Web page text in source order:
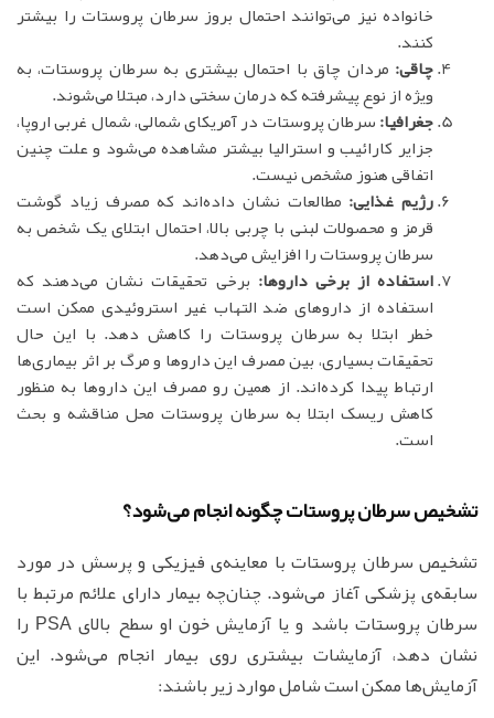
خانواده نیز می‌توانند احتمال بروز سرطان پروستات را بیشتر
کنند.
چاقی: مردان چاق با احتمال بیشتری به سرطان پروستات، به
ویژه از نوع پیشرفته که درمان سختی دارد، مبتلا می‌شوند.
جغرافیا:سرطان پروستات در آمریکای شمالی، شمال غربی اروپا،
جزایر کارائیب و استرالیا بیشتر مشاهده می‌شود و علت چنین
اتفاقی هنوز مشخص نیست.
رژیم غذایی: مطالعات نشان داده‌اند که مصرف زیاد گوشت
قرمز و محصولات لبنی با چربی بالا، احتمال ابتلای یک شخص به
سرطان پروستات را افزایش می‌دهد.
استفاده از برخی داروها: برخی تحقیقات نشان می‌دهند که
استفاده از داروهای ضد التهاب غیر استروئیدی ممکن است
خطر ابتلا به سرطان پروستات را کاهش دهد. با این حال
تحقیقات بسیاری، بین مصرف این داروها و مرگ بر اثر بیماری‌ها
ارتباط پیدا کرده‌اند. از همین رو مصرف این داروها به منظور
کاهش ریسک ابتلا به سرطان پروستات محل مناقشه و بحث
است.
تشخیص سرطان پروستات چگونه انجام می‌شود؟
تشخیص سرطان پروستات با معاینه‌ی فیزیکی و پرسش در مورد
سابقه‌ی پزشکی آغاز می‌شود. چنان‌چه بیمار دارای علائم مرتبط با
سرطان پروستات باشد و یا آزمایش خون او سطح بالای PSA را
نشان دهد، آزمایشات بیشتری روی بیمار انجام می‌شود. این
آزمایش‌ها ممکن است شامل موارد زیر باشند: